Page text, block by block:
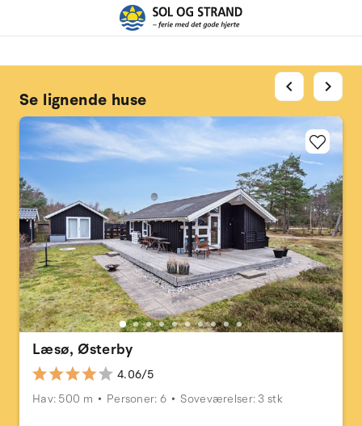
Se lignende huse
Læsø, Østerby
4.06/5
Hav: 500 m
Personer: 6 Soveværelser: 3 stk
chevron_left chevron_right